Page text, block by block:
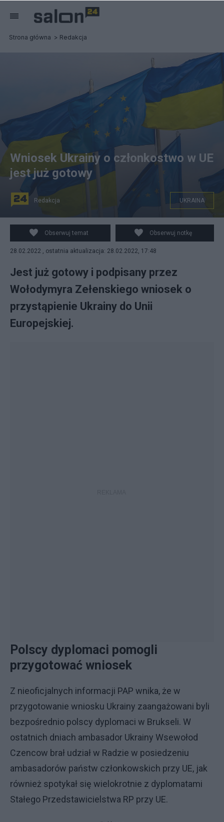
Strona główna Redakcja
fot. europa.eu
Wniosek Ukrainy o członkostwo w UE
jest już gotowy
Redakcja UKRAINA
Obserwuj temat Obserwuj notkę
28.02.2022 , ostatnia aktualizacja: 28.02.2022, 17:48
Jest już gotowy i podpisany przez
Wołodymyra Zełenskiego wniosek o
przystąpienie Ukrainy do Unii
Europejskiej.
Polscy dyplomaci pomogli
przygotować wniosek
Z nieoficjalnych informacji PAP wnika, że w
przygotowanie wniosku Ukrainy zaangażowani byli
bezpośrednio polscy dyplomaci w Brukseli. W
ostatnich dniach ambasador Ukrainy Wsewołod
Czencow brał udział w Radzie w posiedzeniu
ambasadorów państw członkowskich przy UE, jak
również spotykał się wielokrotnie z dyplomatami
Stałego Przedstawicielstwa RP przy UE.